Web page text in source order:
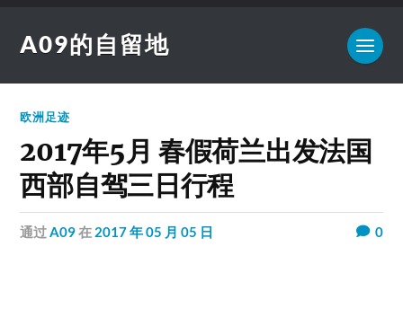
A09的自留地
欧洲足迹
2017年5月 春假荷兰出发法国
西部自驾三日行程
通过A09在 2017 年 05 月 05 日 0